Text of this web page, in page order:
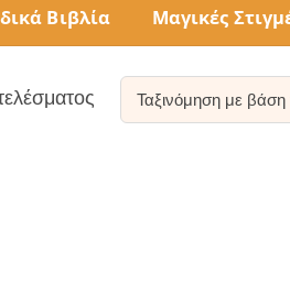
Βιβλία Μαγικές